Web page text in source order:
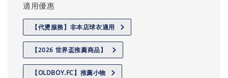
適用優惠
【代燙服務】非本店球衣適用
【2026 世界盃推薦商品】
【OLDBOY.FC】推薦小物